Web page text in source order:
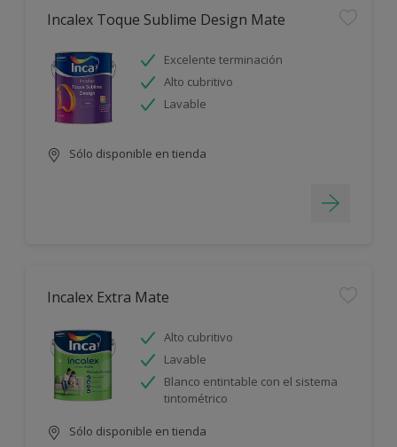
Incalex Toque Sublime Design Mate
Excelente terminación
Alto cubritivo
Lavable
Sólo disponible en tienda
Incalex Extra Mate
Alto cubritivo
Lavable
Blanco entintable con el sistema
tintométrico
Sólo disponible en tienda